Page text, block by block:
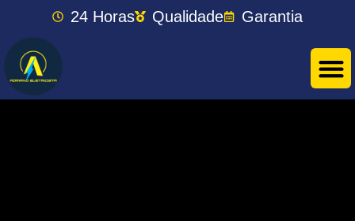
24 Horas Qualidade Garantia